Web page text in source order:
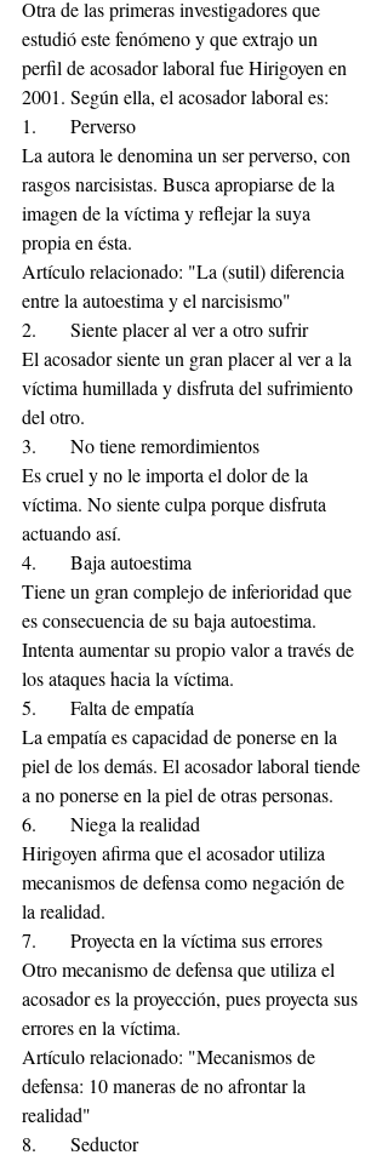
Otra de las primeras investigadores que
estudió este fenómeno y que extrajo un
perfil de acosador laboral fue Hirigoyen en
2001. Según ella, el acosador laboral es:
1.	Perverso
La autora le denomina un ser perverso, con
rasgos narcisistas. Busca apropiarse de la
imagen de la víctima y reflejar la suya
propia en ésta.
Artículo relacionado: "La (sutil) diferencia
entre la autoestima y el narcisismo"
2.	Siente placer al ver a otro sufrir
El acosador siente un gran placer al ver a la
víctima humillada y disfruta del sufrimiento
del otro.
3.	No tiene remordimientos
Es cruel y no le importa el dolor de la
víctima. No siente culpa porque disfruta
actuando así.
4.	Baja autoestima
Tiene un gran complejo de inferioridad que
es consecuencia de su baja autoestima.
Intenta aumentar su propio valor a través de
los ataques hacia la víctima.
5.	Falta de empatía
La empatía es capacidad de ponerse en la
piel de los demás. El acosador laboral tiende
a no ponerse en la piel de otras personas.
6.	Niega la realidad
Hirigoyen afirma que el acosador utiliza
mecanismos de defensa como negación de
la realidad.
7.	Proyecta en la víctima sus errores
Otro mecanismo de defensa que utiliza el
acosador es la proyección, pues proyecta sus
errores en la víctima.
Artículo relacionado: "Mecanismos de
defensa: 10 maneras de no afrontar la
realidad"
8.	Seductor